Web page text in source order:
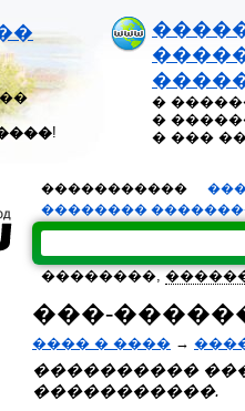
!
�
�
� ���
�����������
��������
��������,
���-
���� � ���� →
����������
�����������.